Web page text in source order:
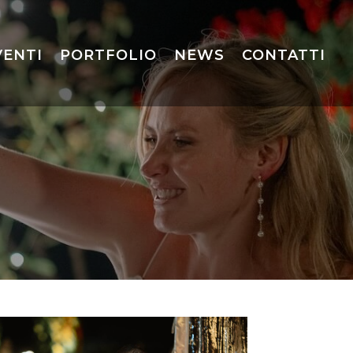
PORTFOLIO NEWS CONTATTI